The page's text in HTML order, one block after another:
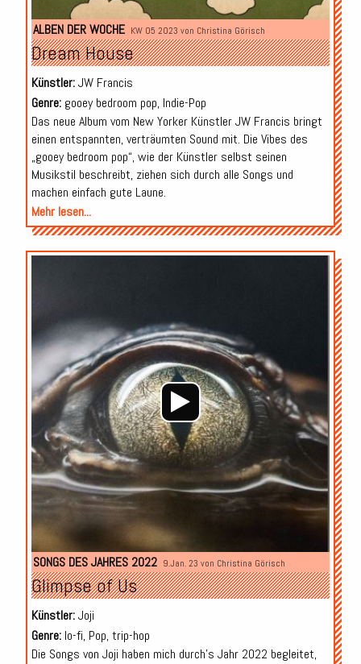
ALBEN DER WOCHE KW 05 2023 von Christina Görisch
Dream House
Künstler:JW Francis
Genre:gooey bedroom pop, Indie-Pop
Das neue Album vom New Yorker Künstler JW Francis bringt
einen entspannten, verträumten Sound mit. Die Vibes des
„gooey bedroom pop“, wie der Künstler selbst seinen
Musikstil beschreibt, ziehen sich durch alle Songs und
machen einfach gute Laune.
Mehr lesen...
Audio-
Player
SONGS DES JAHRES 2022 9.Jan. 23 von Christina Görisch
Glimpse of Us
Künstler:Joji
Genre:lo-fi, Pop, trip-hop
Die Songs von Joji haben mich durch’s Jahr 2022 begleitet,